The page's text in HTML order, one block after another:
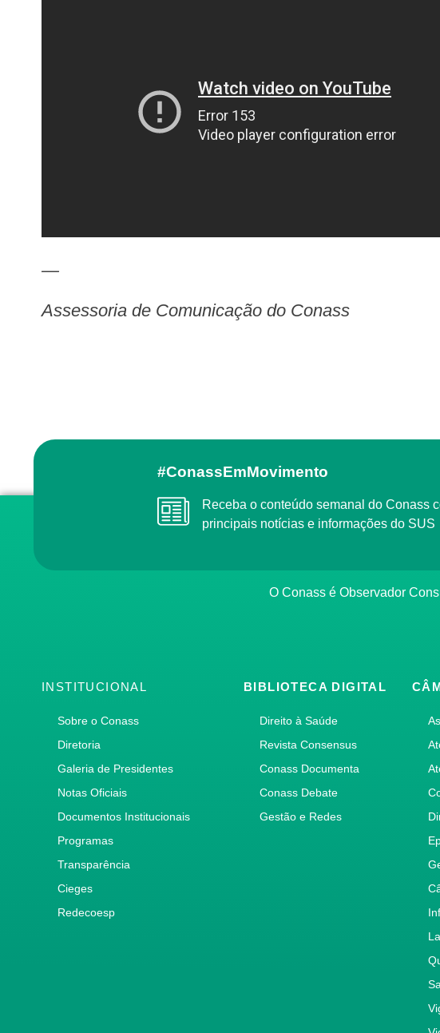
—
Assessoria de Comunicação do Conass
#ConassEmMovimento
Receba o conteúdo semanal do Conass com as
principais notícias e informações do SUS
O Conass é Observador
INSTITUCIONAL
Sobre o Conass
Diretoria
Galeria de Presidentes
Notas Oficiais
Documentos Institucionais
Programas
Transparência
Cieges
Redecoesp
BIBLIOTECA DIGITAL
Direito à Saúde
Revista Consensus
Conass Documenta
Conass Debate
Gestão e Redes